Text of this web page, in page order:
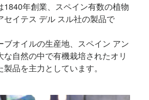
1840年創業、スペイン有数の植物
セイテス デル スル社の製品で
ブオイルの生産地、スペイン アン
な自然の中で有機栽培されたオリ
品を主力としています。